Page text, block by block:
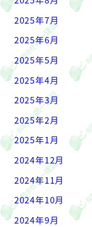
2025年7月
2025年6月
2025年5月
2025年4月
2025年3月
2025年2月
2025年1月
2024年12月
2024年11月
2024年10月
2024年9月